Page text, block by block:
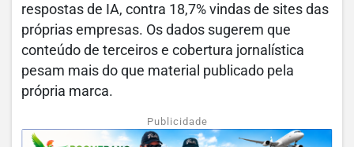
respostas de IA, contra 18,7% vindas de sites das
próprias empresas. Os dados sugerem que
conteúdo de terceiros e cobertura jornalística
pesam mais do que material publicado pela
própria marca.
Publicidade